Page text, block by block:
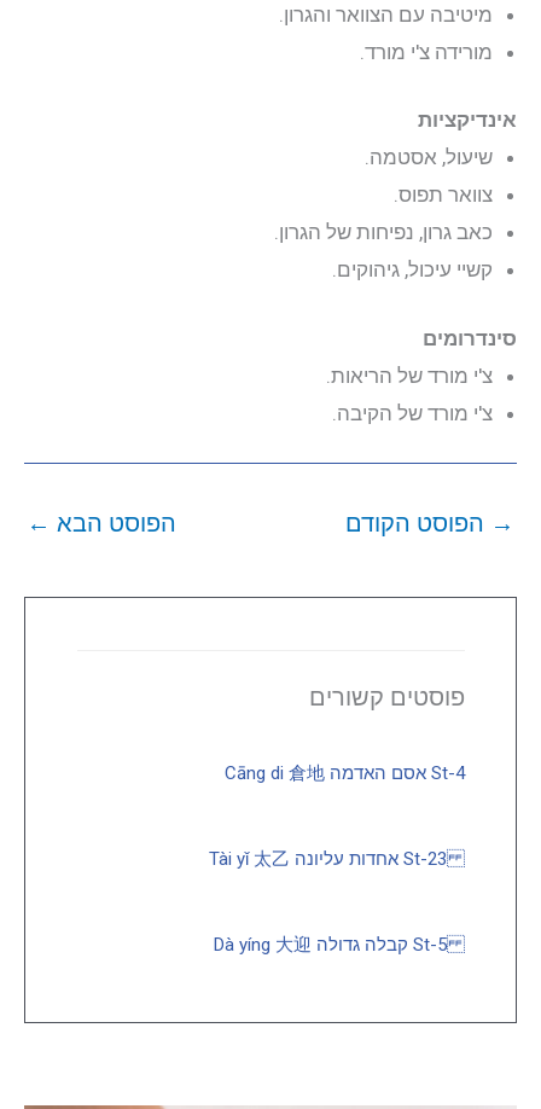
מיטיבה עם הצוואר והגרון.
מורידה צ'י מורד.
אינדיקציות
שיעול, אסטמה.
צוואר תפוס.
כאב גרון, נפיחות של הגרון.
קשיי עיכול, גיהוקים.
סינדרומים
צ'י מורד של הריאות.
צ'י מורד של הקיבה.
→ הפוסט הקודם הפוסט הבא ←
פוסטים קשורים
St-4 אסם האדמה Cāng di 倉地
St-23 אחדות עליונה Tài yǐ 太乙
St-5 קבלה גדולה Dà yíng 大迎